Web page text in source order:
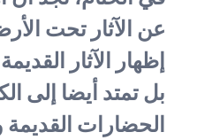
عن الآثار تحت
إظهار الآثار
بل تمتد أيضا إلى
الحضارات القديمة